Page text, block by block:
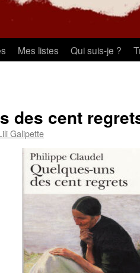
Mes listes Qui suis-je ?
des cent
Galipette